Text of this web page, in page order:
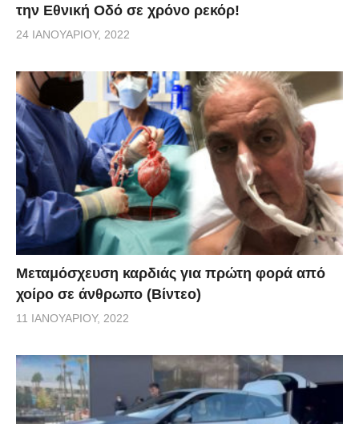
την Εθνική Οδό σε χρόνο ρεκόρ!
24 ΙΑΝΟΥΑΡΊΟΥ, 2022
Μεταμόσχευση καρδιάς για πρώτη φορά από
χοίρο σε άνθρωπο (Βίντεο)
11 ΙΑΝΟΥΑΡΊΟΥ, 2022